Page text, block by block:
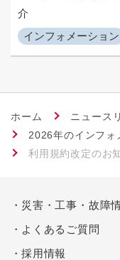
インフォメーション
介
ホーム
ニュース
2026年のインフォ
利用規約改定のお
災害・工事・故障
よくあるご質問
採用情報